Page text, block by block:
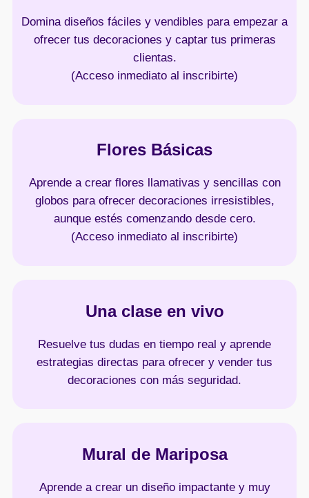
Domina diseños fáciles y vendibles para empezar a
ofrecer tus decoraciones y captar tus primeras
clientas.
(Acceso inmediato al inscribirte)
Flores Básicas
Aprende a crear flores llamativas y sencillas con
globos para ofrecer decoraciones irresistibles,
aunque estés comenzando desde cero.
(Acceso inmediato al inscribirte)
Una clase en vivo
Resuelve tus dudas en tiempo real y aprende
estrategias directas para ofrecer y vender tus
decoraciones con más seguridad.
Mural de Mariposa
Aprende a crear un diseño impactante y muy